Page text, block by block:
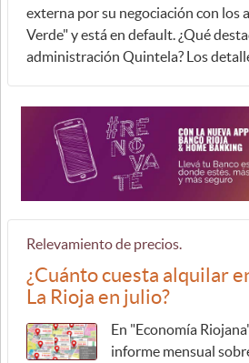
externa por su negociación con los
Verde" y está en default. ¿Qué
administración Quintela? Los
Relevamiento de precios.
¿Cuánto cuesta alquilar
La Rioja en julio?
En "Economía
informe mensual